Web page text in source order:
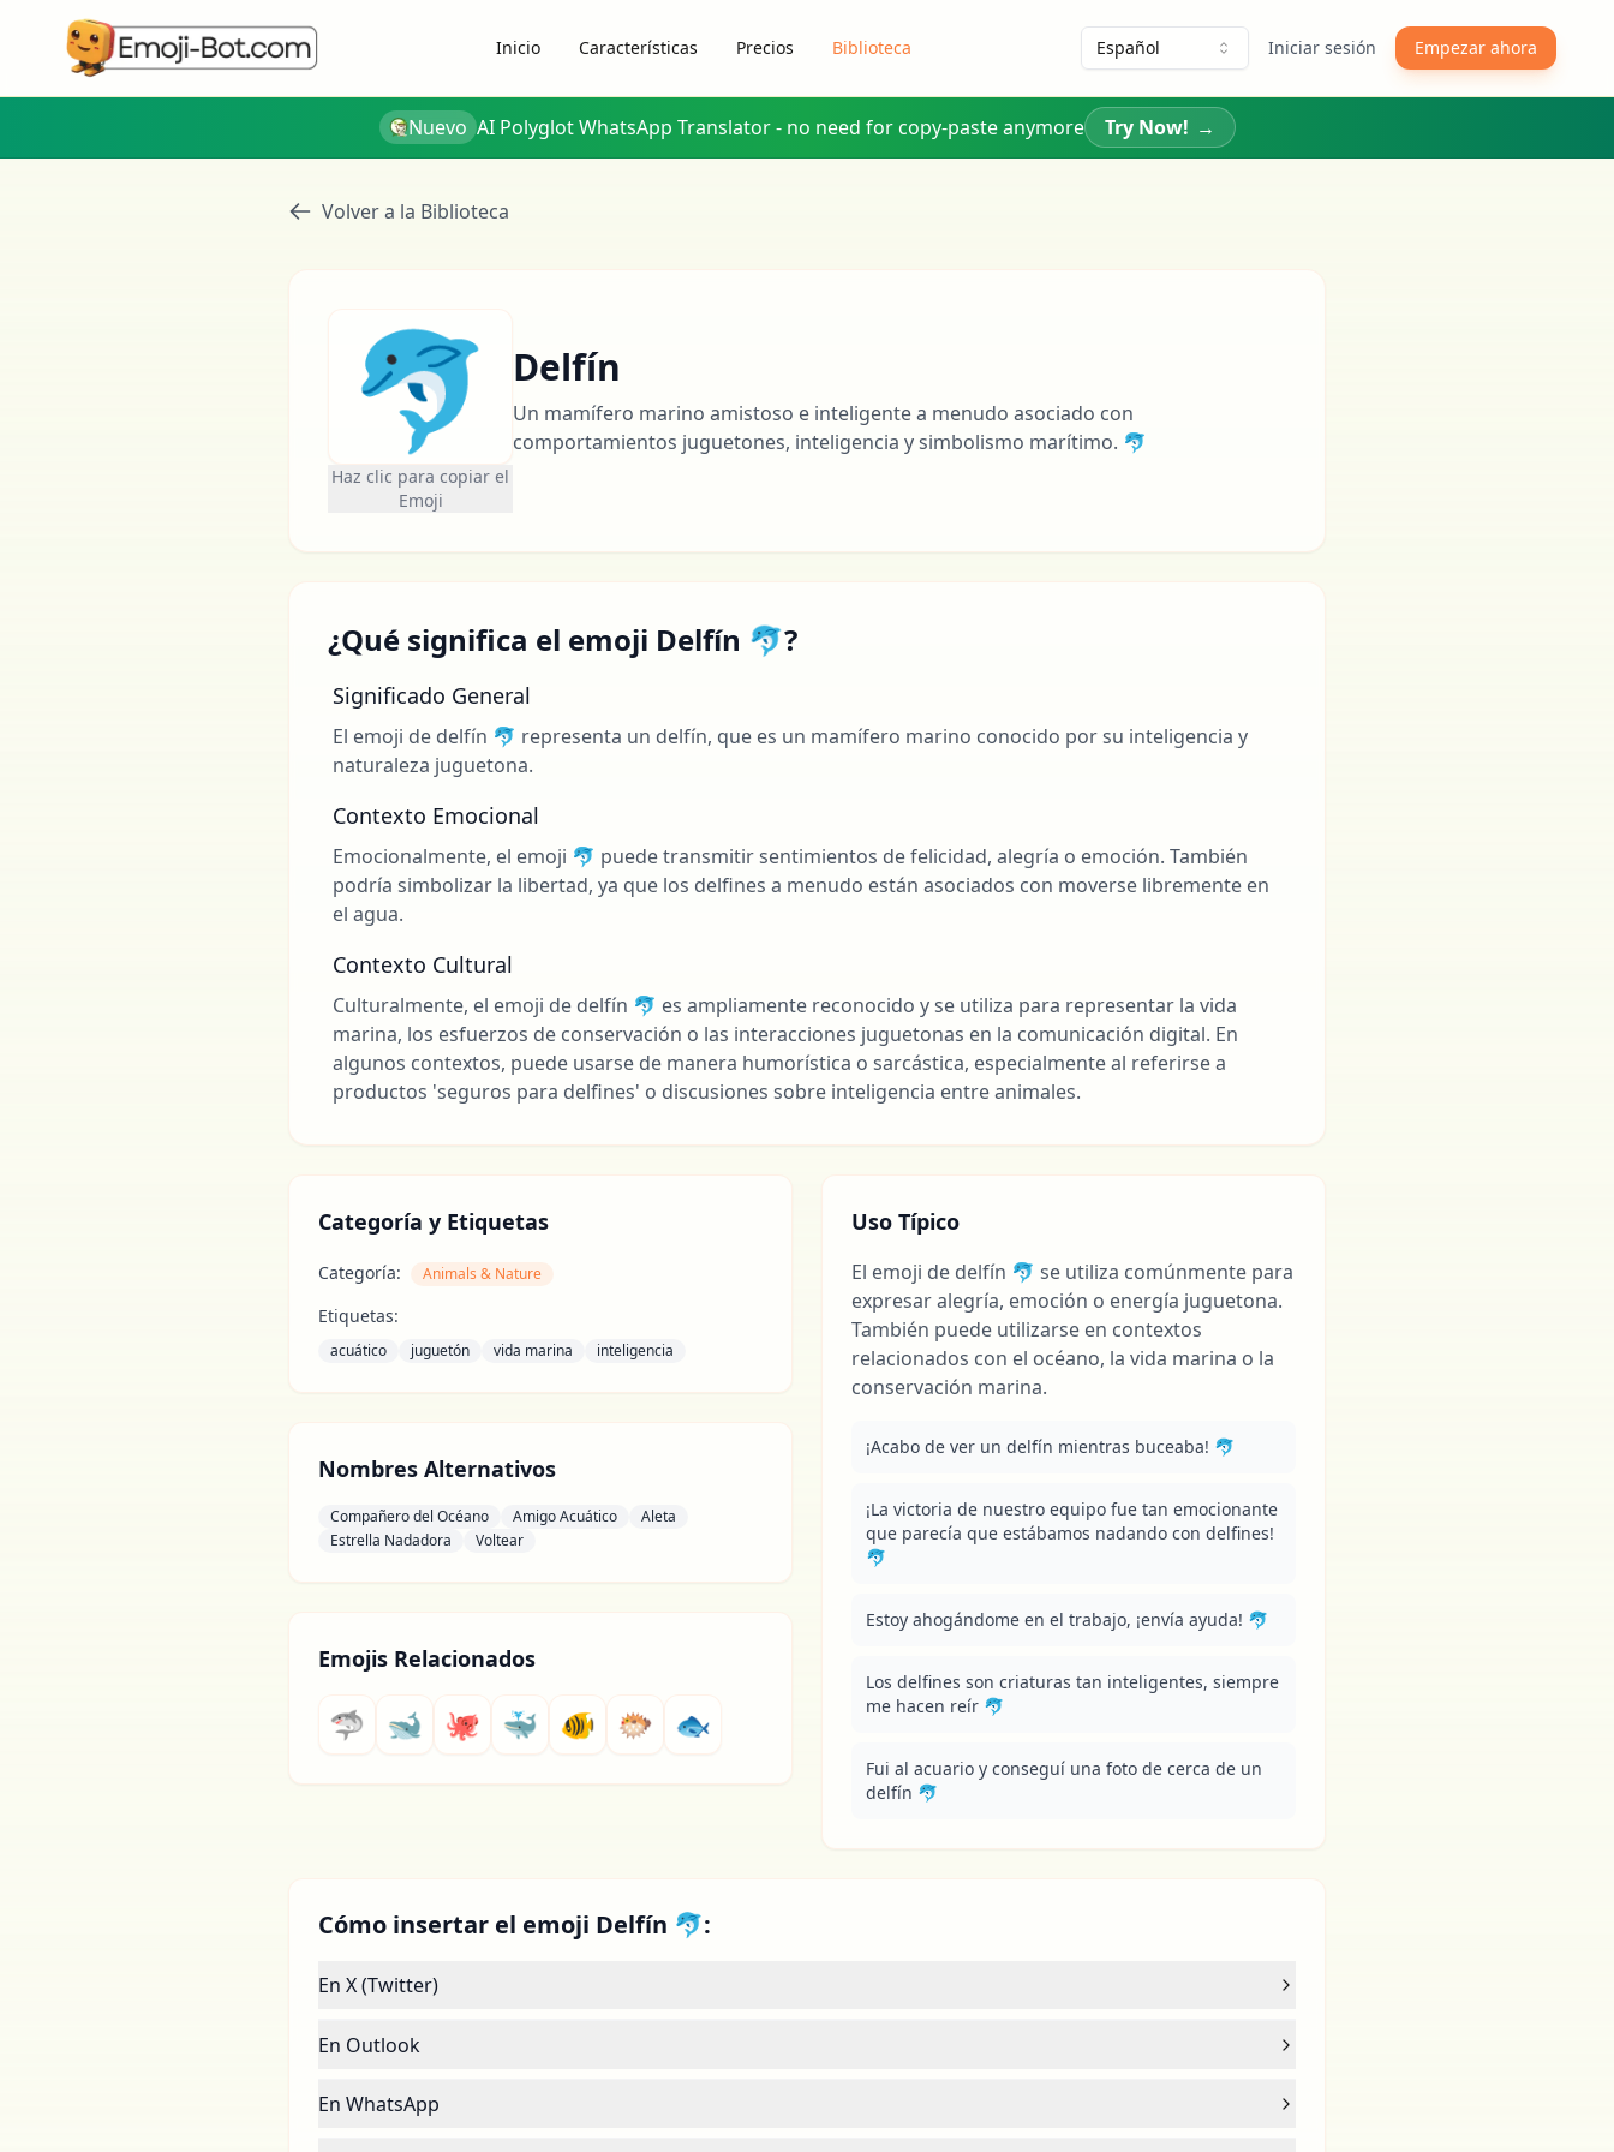
Inicio Características Precios Biblioteca Español Iniciar sesión Empezar ahora
Nuevo AI Polyglot WhatsApp Translator - no need for copy-paste anymore Try Now! →
Volver a la Biblioteca
🐬
Haz clic para copiar el
Emoji
Delfín
Un mamífero marino amistoso e inteligente a menudo asociado con
comportamientos juguetones, inteligencia y simbolismo marítimo. 🐬
¿Qué significa el emoji Delfín 🐬?
Significado General
El emoji de delfín 🐬 representa un delfín, que es un mamífero marino conocido por su inteligencia y
naturaleza juguetona.
Contexto Emocional
Emocionalmente, el emoji 🐬 puede transmitir sentimientos de felicidad, alegría o emoción. También
podría simbolizar la libertad, ya que los delfines a menudo están asociados con moverse libremente en
el agua.
Contexto Cultural
Culturalmente, el emoji de delfín 🐬 es ampliamente reconocido y se utiliza para representar la vida
marina, los esfuerzos de conservación o las interacciones juguetonas en la comunicación digital. En
algunos contextos, puede usarse de manera humorística o sarcástica, especialmente al referirse a
productos 'seguros para delfines' o discusiones sobre inteligencia entre animales.
Categoría y Etiquetas
Categoría: Animals & Nature
Etiquetas:
acuático juguetón vida marina inteligencia
Nombres Alternativos
Compañero del Océano Amigo Acuático
Aleta
Estrella Nadadora
Voltear
Emojis Relacionados
🦈 🐋 🐙 🐳 🐠 🐡 🐟
Uso Típico
El emoji de delfín 🐬 se utiliza comúnmente para
expresar alegría, emoción o energía juguetona.
También puede utilizarse en contextos
relacionados con el océano, la vida marina o la
conservación marina.
¡Acabo de ver un delfín mientras buceaba! 🐬
¡La victoria de nuestro equipo fue tan emocionante
que parecía que estábamos nadando con delfines!
🐬
Estoy ahogándome en el trabajo, ¡envía ayuda! 🐬
Los delfines son criaturas tan inteligentes, siempre
me hacen reír 🐬
Fui al acuario y conseguí una foto de cerca de un
delfín 🐬
Cómo insertar el emoji Delfín 🐬:
En X (Twitter)
En Outlook
En WhatsApp